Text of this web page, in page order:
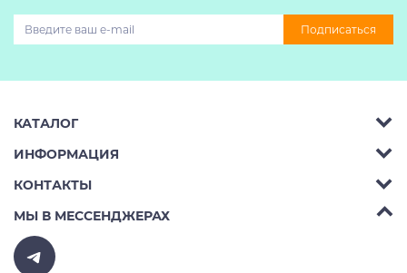
Подписаться
КАТАЛОГ
Багажник на крышу авто
Автобоксы
Крепления велосипедов на авто
Крепления лыж и сноубордов на авто
ИНФОРМАЦИЯ
Аренда
Ремонт
Доставка
КОНТАКТЫ
Телефон: 8 (495) 2367486
Бесплатно РФ:
E-mail:
МЫ В МЕССЕНДЖЕРАХ